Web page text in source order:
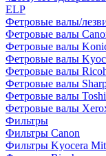
ELP
Фетровые валы/
Фетровые валы
Фетровые валы
Фетровые валы
Фетровые валы
Фетровые валы
Фетровые валы
Фетровые валы
Фильтры
Фильтры Canon
Фильтры Kyocera